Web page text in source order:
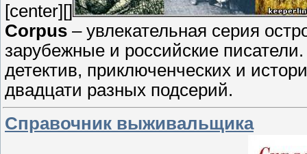
[center][]
Corpus – увлекательная серия
зарубежные и российские
детектив, приключенческих и
двадцати разных подсерий.
Справочник выживальщика